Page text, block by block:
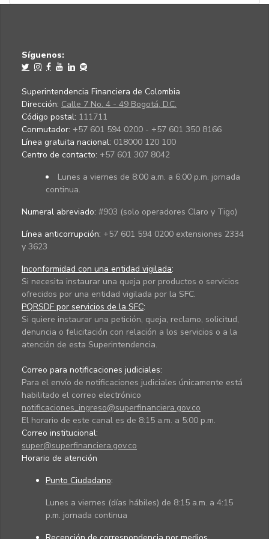
Síguenos:
Superintendencia Financiera de Colombia
Dirección: Calle 7 No. 4 - 49 Bogotá, D.C.
Código postal: 111711
Conmutador: +57 601 594 0200 - +57 601 350 8166
Línea gratuita nacional: 018000 120 100
Centro de contacto: +57 601 307 8042
Lunes a viernes de 8:00 a.m. a 6:00 p.m. jornada
continua.
Numeral abreviado: #903 (solo operadores Claro y Tigo)
Línea anticorrupción: +57 601 594 0200 extensiones 2334
y 3623
Inconformidad con una entidad vigilada:
Si necesita instaurar una queja por productos o servicios
ofrecidos por una entidad vigilada por la SFC.
PQRSDF por servicios de la SFC:
Si quiere instaurar una petición, queja, reclamo, solicitud,
denuncia o felicitación con relación a los servicios o a la
atención de esta Superintendencia.
Correo para notificaciones judiciales:
Para el envío de notificaciones judiciales únicamente está
habilitado el correo electrónico
notificaciones_ingreso@superfinanciera.gov.co
El horario de este canal es de 8:15 a.m. a 5:00 p.m.
Correo institucional:
super@superfinanciera.gov.co
Horario de atención
Punto Ciudadano:
Lunes a viernes (días hábiles) de 8:15 a.m. a 4:15
p.m. jornada continua